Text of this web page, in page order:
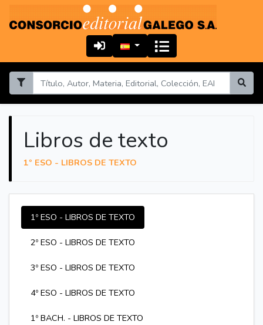
Libros de texto
1º ESO - LIBROS DE TEXTO
1º ESO - LIBROS DE TEXTO
2º ESO - LIBROS DE TEXTO
3º ESO - LIBROS DE TEXTO
4º ESO - LIBROS DE TEXTO
1º BACH. - LIBROS DE TEXTO